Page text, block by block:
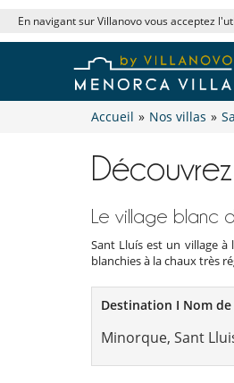
En navigant sur Villanovo vous acceptez
Accueil » Nos villas »
Le village blanc
Sant Lluís est un village
blanchies à la chaux très
Destination I Nom